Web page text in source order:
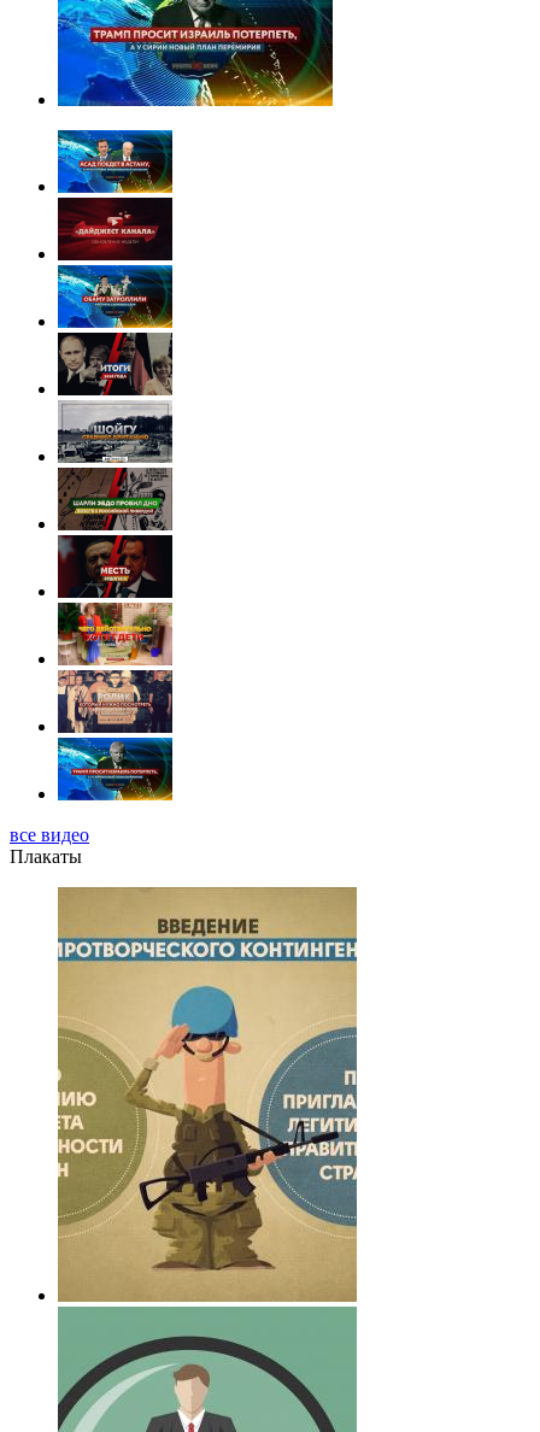
все видео
Плакаты